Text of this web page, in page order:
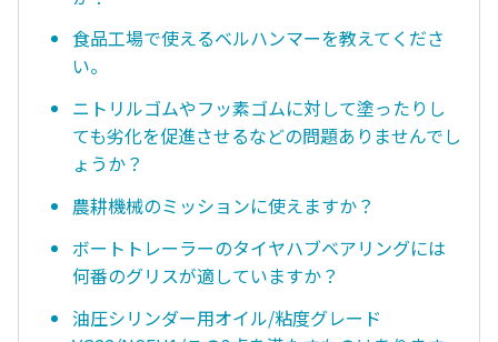
食品工場で使えるベルハンマーを教えてくださ
い。
ニトリルゴムやフッ素ゴムに対して塗ったりし
ても劣化を促進させるなどの問題ありませんでし
ょうか？
農耕機械のミッションに使えますか？
ボートトレーラーのタイヤハブベアリングには
何番のグリスが適していますか？
油圧シリンダー用オイル/粘度グレード